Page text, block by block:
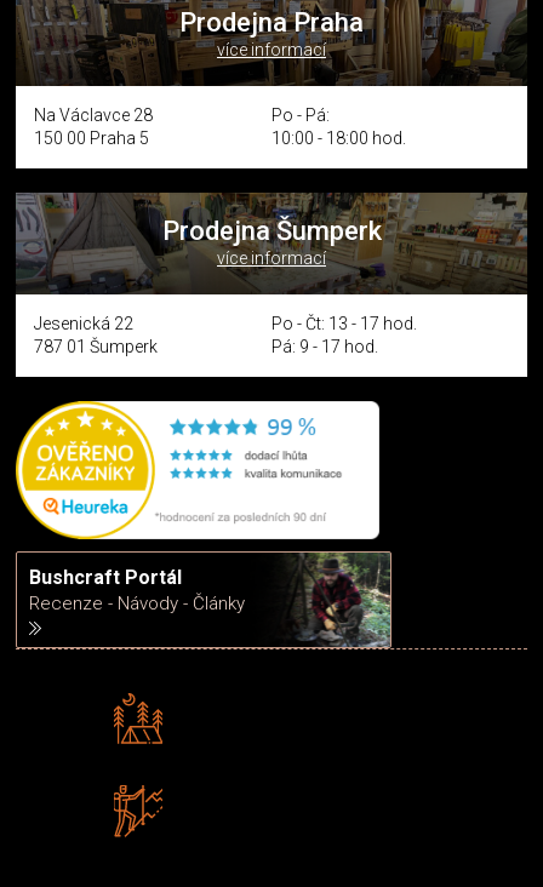
Prodejna Praha
více informací
Na Václavce 28
150 00 Praha 5
Po - Pá:
10:00 - 18:00 hod.
Prodejna Šumperk
více informací
Jesenická 22
787 01 Šumperk
Po - Čt: 13 - 17 hod.
Pá: 9 - 17 hod.
Bushcraft Portál
Recenze - Návody - Články